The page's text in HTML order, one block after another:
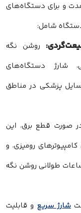
و برای دستگاه‌های
شامل:
روشن نگه
شارژ دستگاه‌های
پزشکی در مناطق
صورت قطع برق، این
رومیزی، و
طولانی روشن نگه
شارژ سریع و قابلیت